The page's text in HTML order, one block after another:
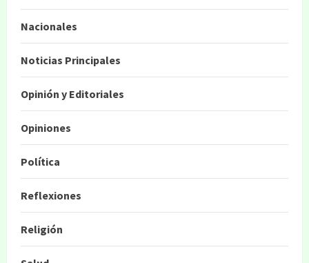
Nacionales
Noticias Principales
Opinión y Editoriales
Opiniones
Política
Reflexiones
Religión